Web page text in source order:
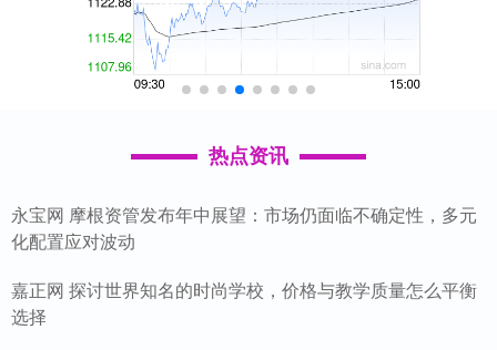
热点资讯
永宝网 摩根资管发布年中展望：市场仍面临不确定性，多元
化配置应对波动
嘉正网 探讨世界知名的时尚学校，价格与教学质量怎么平衡
选择